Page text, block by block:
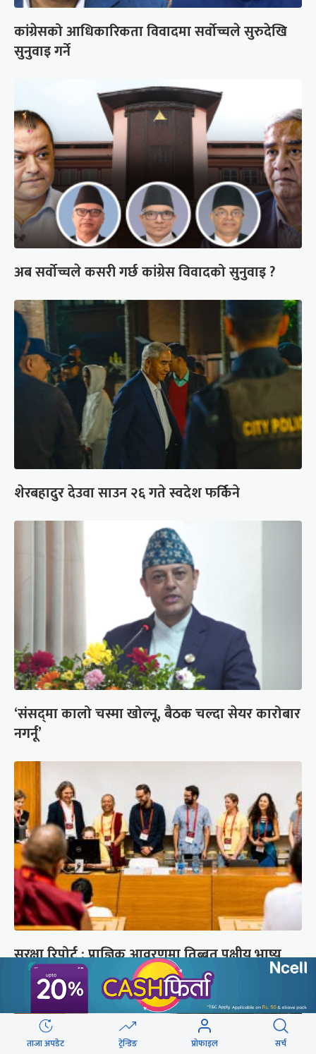
कांग्रेसको आधिकारिकता विवादमा सर्वोच्चले सुरुदेखि
सुनुवाइ गर्ने
अब सर्वोच्चले कसरी गर्छ कांग्रेस विवादको सुनुवाइ ?
शेरबहादुर देउवा साउन २६ गते स्वदेश फर्किने
‘संसद्‍मा कालो चस्मा खोल्नू, बैठक चल्दा सेयर कारोबार
नगर्नू’
सुरक्षा रिपोर्ट : प्राज्ञिक आवरणमा तिब्बत पक्षीय भाष्य
निर्माणको योजना
ताजा अपडेट ट्रेन्डिङ प्रोफाइल सर्च